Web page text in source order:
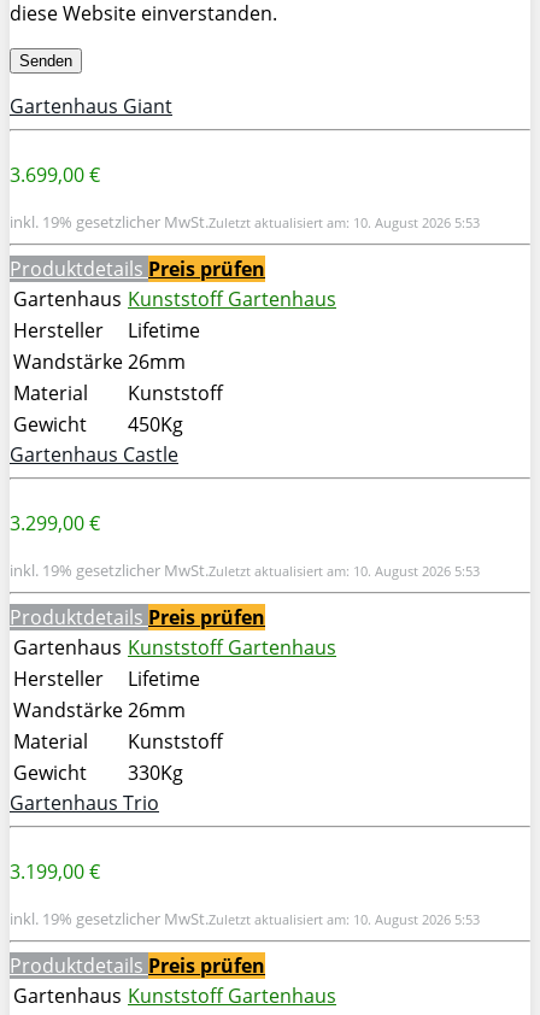
diese Website einverstanden.
Gartenhaus Giant
3.699,00 €
inkl. 19% gesetzlicher MwSt.Zuletzt aktualisiert am: 10. August 2026 5:53
Produktdetails Preis prüfen
Gartenhaus Kunststoff Gartenhaus
Hersteller
Lifetime
Wandstärke26mm
Material
Kunststoff
Gewicht
450Kg
Gartenhaus Castle
3.299,00 €
inkl. 19% gesetzlicher MwSt.Zuletzt aktualisiert am: 10. August 2026 5:53
Produktdetails Preis prüfen
Gartenhaus Kunststoff Gartenhaus
Hersteller
Lifetime
Wandstärke26mm
Material
Kunststoff
Gewicht
330Kg
Gartenhaus Trio
3.199,00 €
inkl. 19% gesetzlicher MwSt.Zuletzt aktualisiert am: 10. August 2026 5:53
Produktdetails Preis prüfen
Gartenhaus Kunststoff Gartenhaus